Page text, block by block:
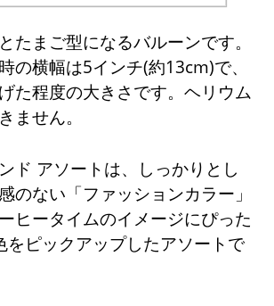
たまご型になるバルーンです。
の横幅は5インチ(約13cm)で、
た程度の大きさです。ヘリウム
ません。
ド アソートは、しっかりとし
のない「ファッションカラー」
ヒータイムのイメージにぴった
をピックアップしたアソートで